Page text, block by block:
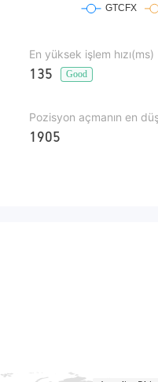
En yüksek işlem hızı(ms)
135 Good
Pozisyon açmanın en
1905